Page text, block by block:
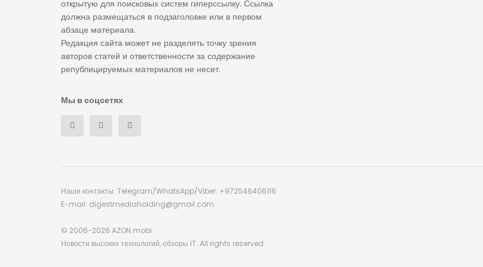
открытую для поисковых систем гиперссылку. Ссылка
должна размещаться в подзаголовке или в первом
абзаце материала.
Редакция сайта может не разделять точку зрения
авторов статей и ответственности за содержание
републицируемых материалов не несет.
Мы в соцсетях
Наши контакты: Telegram/WhatsApp/Viber: +972546406116
E-mail: digestmediaholding@gmail.com
© 2006-2026 AZON.mobi
Новости высоких технологий, обзоры IT. All rights reserved.